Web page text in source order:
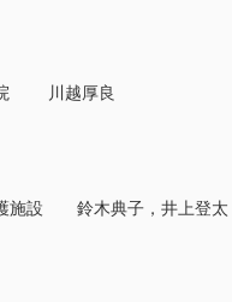
院 川越厚良
施設 鈴木典子，井上登太